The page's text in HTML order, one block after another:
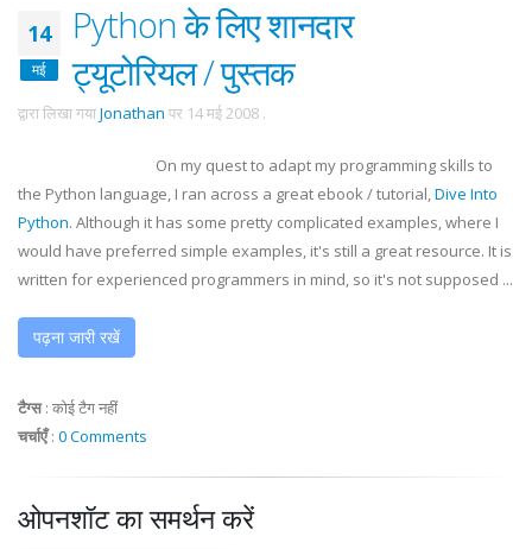
14
मई
Python के लिए शानदार
ट्यूटोरियल / पुस्तक
द्वारा लिखा गयाJonathan पर 14 मई 2008 .
On my quest to adapt my programming skills to
the Python language, I ran across a great ebook/ tutorial,Dive Into
Python. Although it has some pretty complicated examples, where I
would have preferred simple examples, it's still a great resource. It is
written for experienced programmers in mind, so it's not supposed ...
पढ़ना जारी रखें
टैग्स: कोई टैग नहीं
चर्चाएँ: 0 Comments
ओपनशॉट का समर्थन करें